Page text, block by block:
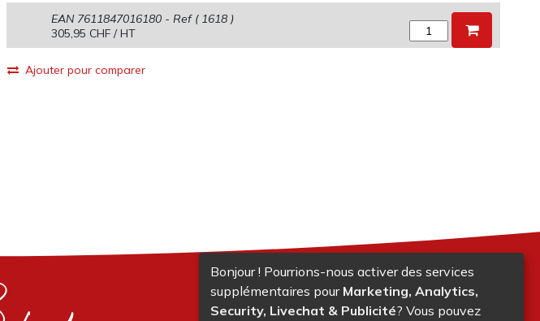
305,95 CHF/ HT
EAN 7611847016180- Ref ( 1618)
Ajouter pour comparer
Bonjour ! Pourrions-nous activer des services
supplémentaires pour Marketing, Analytics,
Security, Livechat & Publicité? Vous pouvez